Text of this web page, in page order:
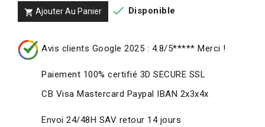
 Ajouter Au Panier  Disponible
Avis clients Google 2025 : 4.8/5***** Merci !
Paiement 100% certifié 3D SECURE SSL
CB Visa Mastercard Paypal IBAN 2x3x4x
Envoi 24/48H SAV retour 14 jours